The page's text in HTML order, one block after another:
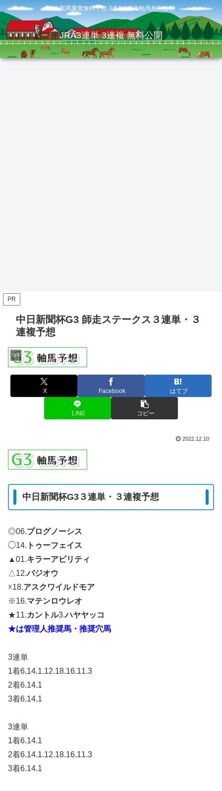
中央競馬重賞無料予想 3連単3連複軸馬無料公開
JRA3連単 3連複 無料公開
PR
中日新聞杯G3 師走ステークス３連単・３
連複予想
G3
X Facebook はてブ
LINE コピー
2022.12.10
中日新聞杯G3３連単・３連複予想
◎06.プログノーシス
◯14. トゥーフェイス
▲01.キラーアビリティ
△12.バジオウ
☓18.アスクワイルドモア
※16.マテンロウレオ
★11.カントル3.ハヤヤッコ
★は管理人推奨馬・推奨穴馬
3連単
1着6.14.1.12.18.16.11.3
2着6.14.1
3着6.14.1
3連単
1着6.14.1
2着6.14.1.12.18.16.11.3
3着6.14.1